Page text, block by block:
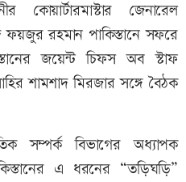
কোয়ার্টারমাস্টার জেনারেল
ফয়জুর রহমান পাকিস্তানে সফরে
জয়েন্ট চিফস অব স্টাফ
শামশাদ মিরজার সঙ্গে বৈঠক
সম্পর্ক বিভাগের অধ্যাপক
এ ধরনের “তড়িঘড়ি”